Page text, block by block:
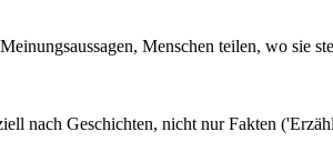
Menschen teilen, wo sie
nach Geschichten, nicht nur Fakten